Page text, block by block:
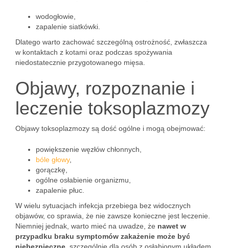
wodogłowie,
zapalenie siatkówki.
Dlatego warto zachować szczególną ostrożność, zwłaszcza
w kontaktach z kotami oraz podczas spożywania
niedostatecznie przygotowanego mięsa.
Objawy, rozpoznanie i
leczenie toksoplazmozy
Objawy toksoplazmozy są dość ogólne i mogą obejmować:
powiększenie węzłów chłonnych,
bóle głowy,
gorączkę,
ogólne osłabienie organizmu,
zapalenie płuc.
W wielu sytuacjach infekcja przebiega bez widocznych
objawów, co sprawia, że nie zawsze konieczne jest leczenie.
Niemniej jednak, warto mieć na uwadze, że nawet w
przypadku braku symptomów zakażenie może być